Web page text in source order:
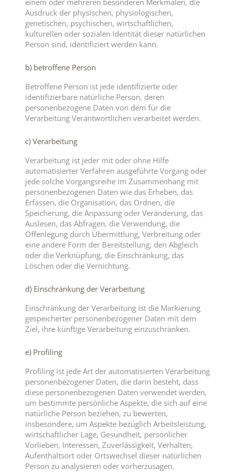
einem oder mehreren besonderen Merkmalen, die
Ausdruck der physischen, physiologischen,
genetischen, psychischen, wirtschaftlichen,
kulturellen oder sozialen Identität dieser natürlichen
Person sind, identifiziert werden kann.
b) betroffene Person
Betroffene Person ist jede identifizierte oder
identifizierbare natürliche Person, deren
personenbezogene Daten von dem für die
Verarbeitung Verantwortlichen verarbeitet werden.
c) Verarbeitung
Verarbeitung ist jeder mit oder ohne Hilfe
automatisierter Verfahren ausgeführte Vorgang oder
jede solche Vorgangsreihe im Zusammenhang mit
personenbezogenen Daten wie das Erheben, das
Erfassen, die Organisation, das Ordnen, die
Speicherung, die Anpassung oder Veränderung, das
Auslesen, das Abfragen, die Verwendung, die
Offenlegung durch Übermittlung, Verbreitung oder
eine andere Form der Bereitstellung, den Abgleich
oder die Verknüpfung, die Einschränkung, das
Löschen oder die Vernichtung.
d) Einschränkung der Verarbeitung
Einschränkung der Verarbeitung ist die Markierung
gespeicherter personenbezogener Daten mit dem
Ziel, ihre künftige Verarbeitung einzuschränken.
e) Profiling
Profiling ist jede Art der automatisierten Verarbeitung
personenbezogener Daten, die darin besteht, dass
diese personenbezogenen Daten verwendet werden,
um bestimmte persönliche Aspekte, die sich auf eine
natürliche Person beziehen, zu bewerten,
insbesondere, um Aspekte bezüglich Arbeitsleistung,
wirtschaftlicher Lage, Gesundheit, persönlicher
Vorlieben, Interessen, Zuverlässigkeit, Verhalten,
Aufenthaltsort oder Ortswechsel dieser natürlichen
Person zu analysieren oder vorherzusagen.